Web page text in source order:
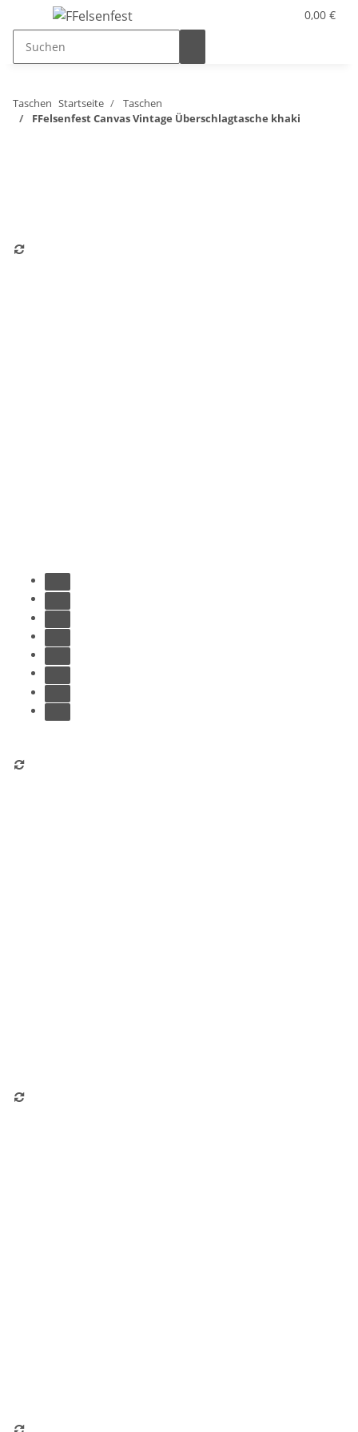
0,00 €
Taschen Startseite
Taschen
FFelsenfest Canvas Vintage Überschlagtasche khaki